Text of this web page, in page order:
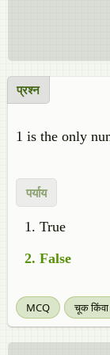
प्रश्न
1 is the only
पर्याय
True
False
MCQ चूक किंवा